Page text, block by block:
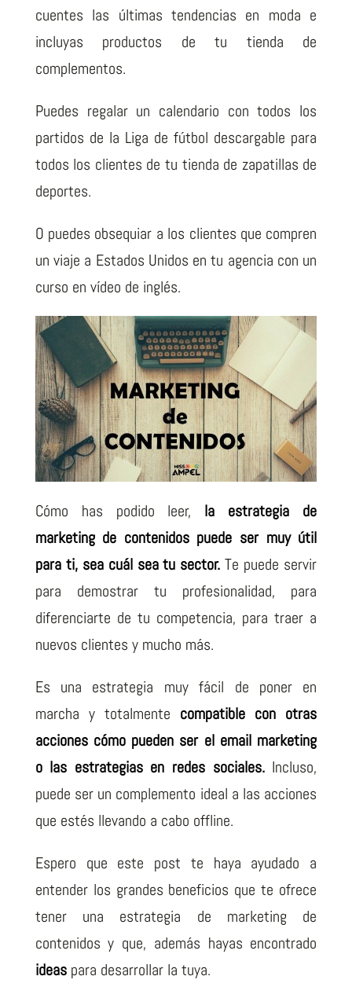
cuentes las últimas tendencias en moda e
incluyas productos de tu tienda de
complementos.
Puedes regalar un calendario con todos los
partidos de la Liga de fútbol descargable para
todos los clientes de tu tienda de zapatillas de
deportes.
O puedes obsequiar a los clientes que compren
un viaje a Estados Unidos en tu agencia con un
curso en vídeo de inglés.
Cómo has podido leer, la estrategia de
marketing de contenidos puede ser muy útil
para ti, sea cuál sea tu sector. Te puede servir
para demostrar tu profesionalidad, para
diferenciarte de tu competencia, para traer a
nuevos clientes y mucho más.
Es una estrategia muy fácil de poner en
marcha y totalmente compatible con otras
acciones cómo pueden ser el email marketing
o las estrategias en redes sociales.Incluso,
puede ser un complemento ideal a las acciones
que estés llevando a cabo offline.
Espero que este post te haya ayudado a
entender los grandes beneficios que te ofrece
tener una estrategia de marketing de
contenidos y que, además hayas encontrado
ideaspara desarrollar la tuya.